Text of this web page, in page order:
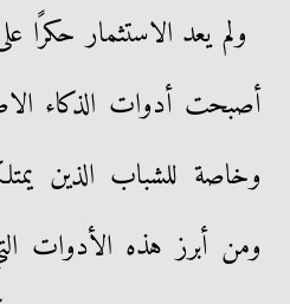
ولم يعد الاستثمار حكرًا
أصبحت أدوات الذكاء
وخاصة للشباب الذين
ومن أبرز هذه الأدوات